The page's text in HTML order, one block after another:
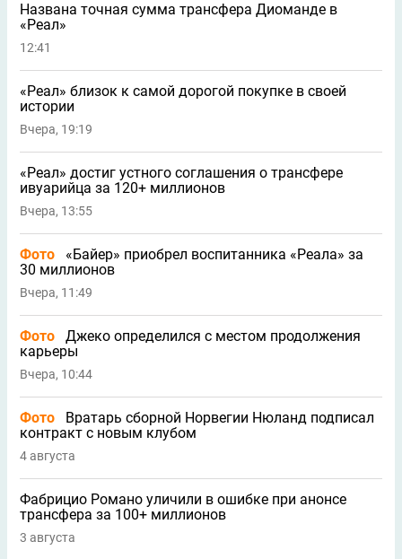
Названа точная сумма трансфера Диоманде в
«Реал»
12:41
«Реал» близок к самой дорогой покупке в своей
истории
Вчера, 19:19
«Реал» достиг устного соглашения о трансфере
ивуарийца за 120+ миллионов
Вчера, 13:55
Фото
«Байер» приобрел воспитанника «Реала» за
30 миллионов
Вчера, 11:49
Фото
Джеко определился с местом продолжения
карьеры
Вчера, 10:44
Фото
Вратарь сборной Норвегии Нюланд подписал
контракт с новым клубом
4 августа
Фабрицио Романо уличили в ошибке при анонсе
трансфера за 100+ миллионов
3 августа